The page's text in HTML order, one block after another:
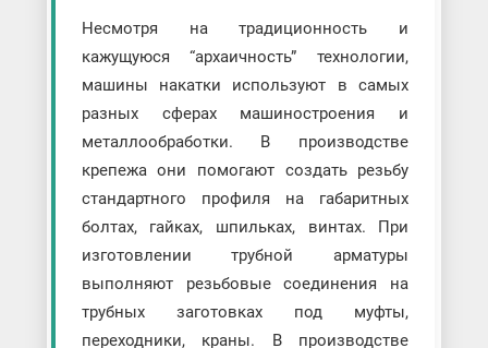
Несмотря на традиционность и
кажущуюся “архаичность” технологии,
машины накатки используют в самых
разных сферах машиностроения и
металлообработки. В производстве
крепежа они помогают создать резьбу
стандартного профиля на габаритных
болтах, гайках, шпильках, винтах. При
изготовлении трубной арматуры
выполняют резьбовые соединения на
трубных заготовках под муфты,
переходники, краны. В производстве